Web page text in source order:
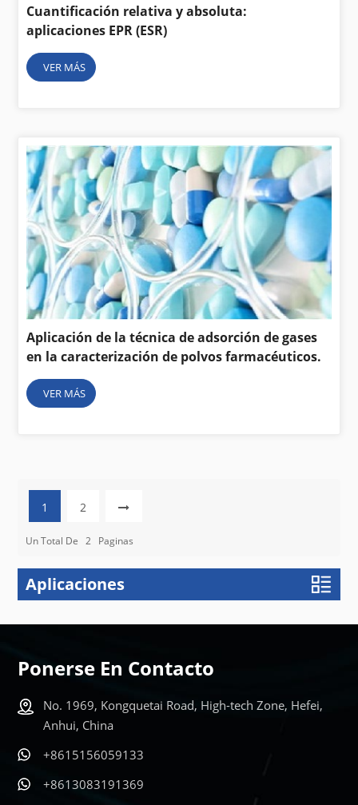
Cuantificación relativa y absoluta:
aplicaciones EPR (ESR)
VER MÁS
Aplicación de la técnica de adsorción de gases
en la caracterización de polvos farmacéuticos.
VER MÁS
1 2
Un Total De 2 Paginas
Aplicaciones
Ponerse En Contacto
No. 1969, Kongquetai Road, High-tech Zone, Hefei,
Anhui, China
+8615156059133
+8613083191369